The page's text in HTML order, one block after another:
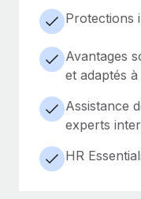
Protections
Avantages
et adaptés à
Assistance
experts
HR